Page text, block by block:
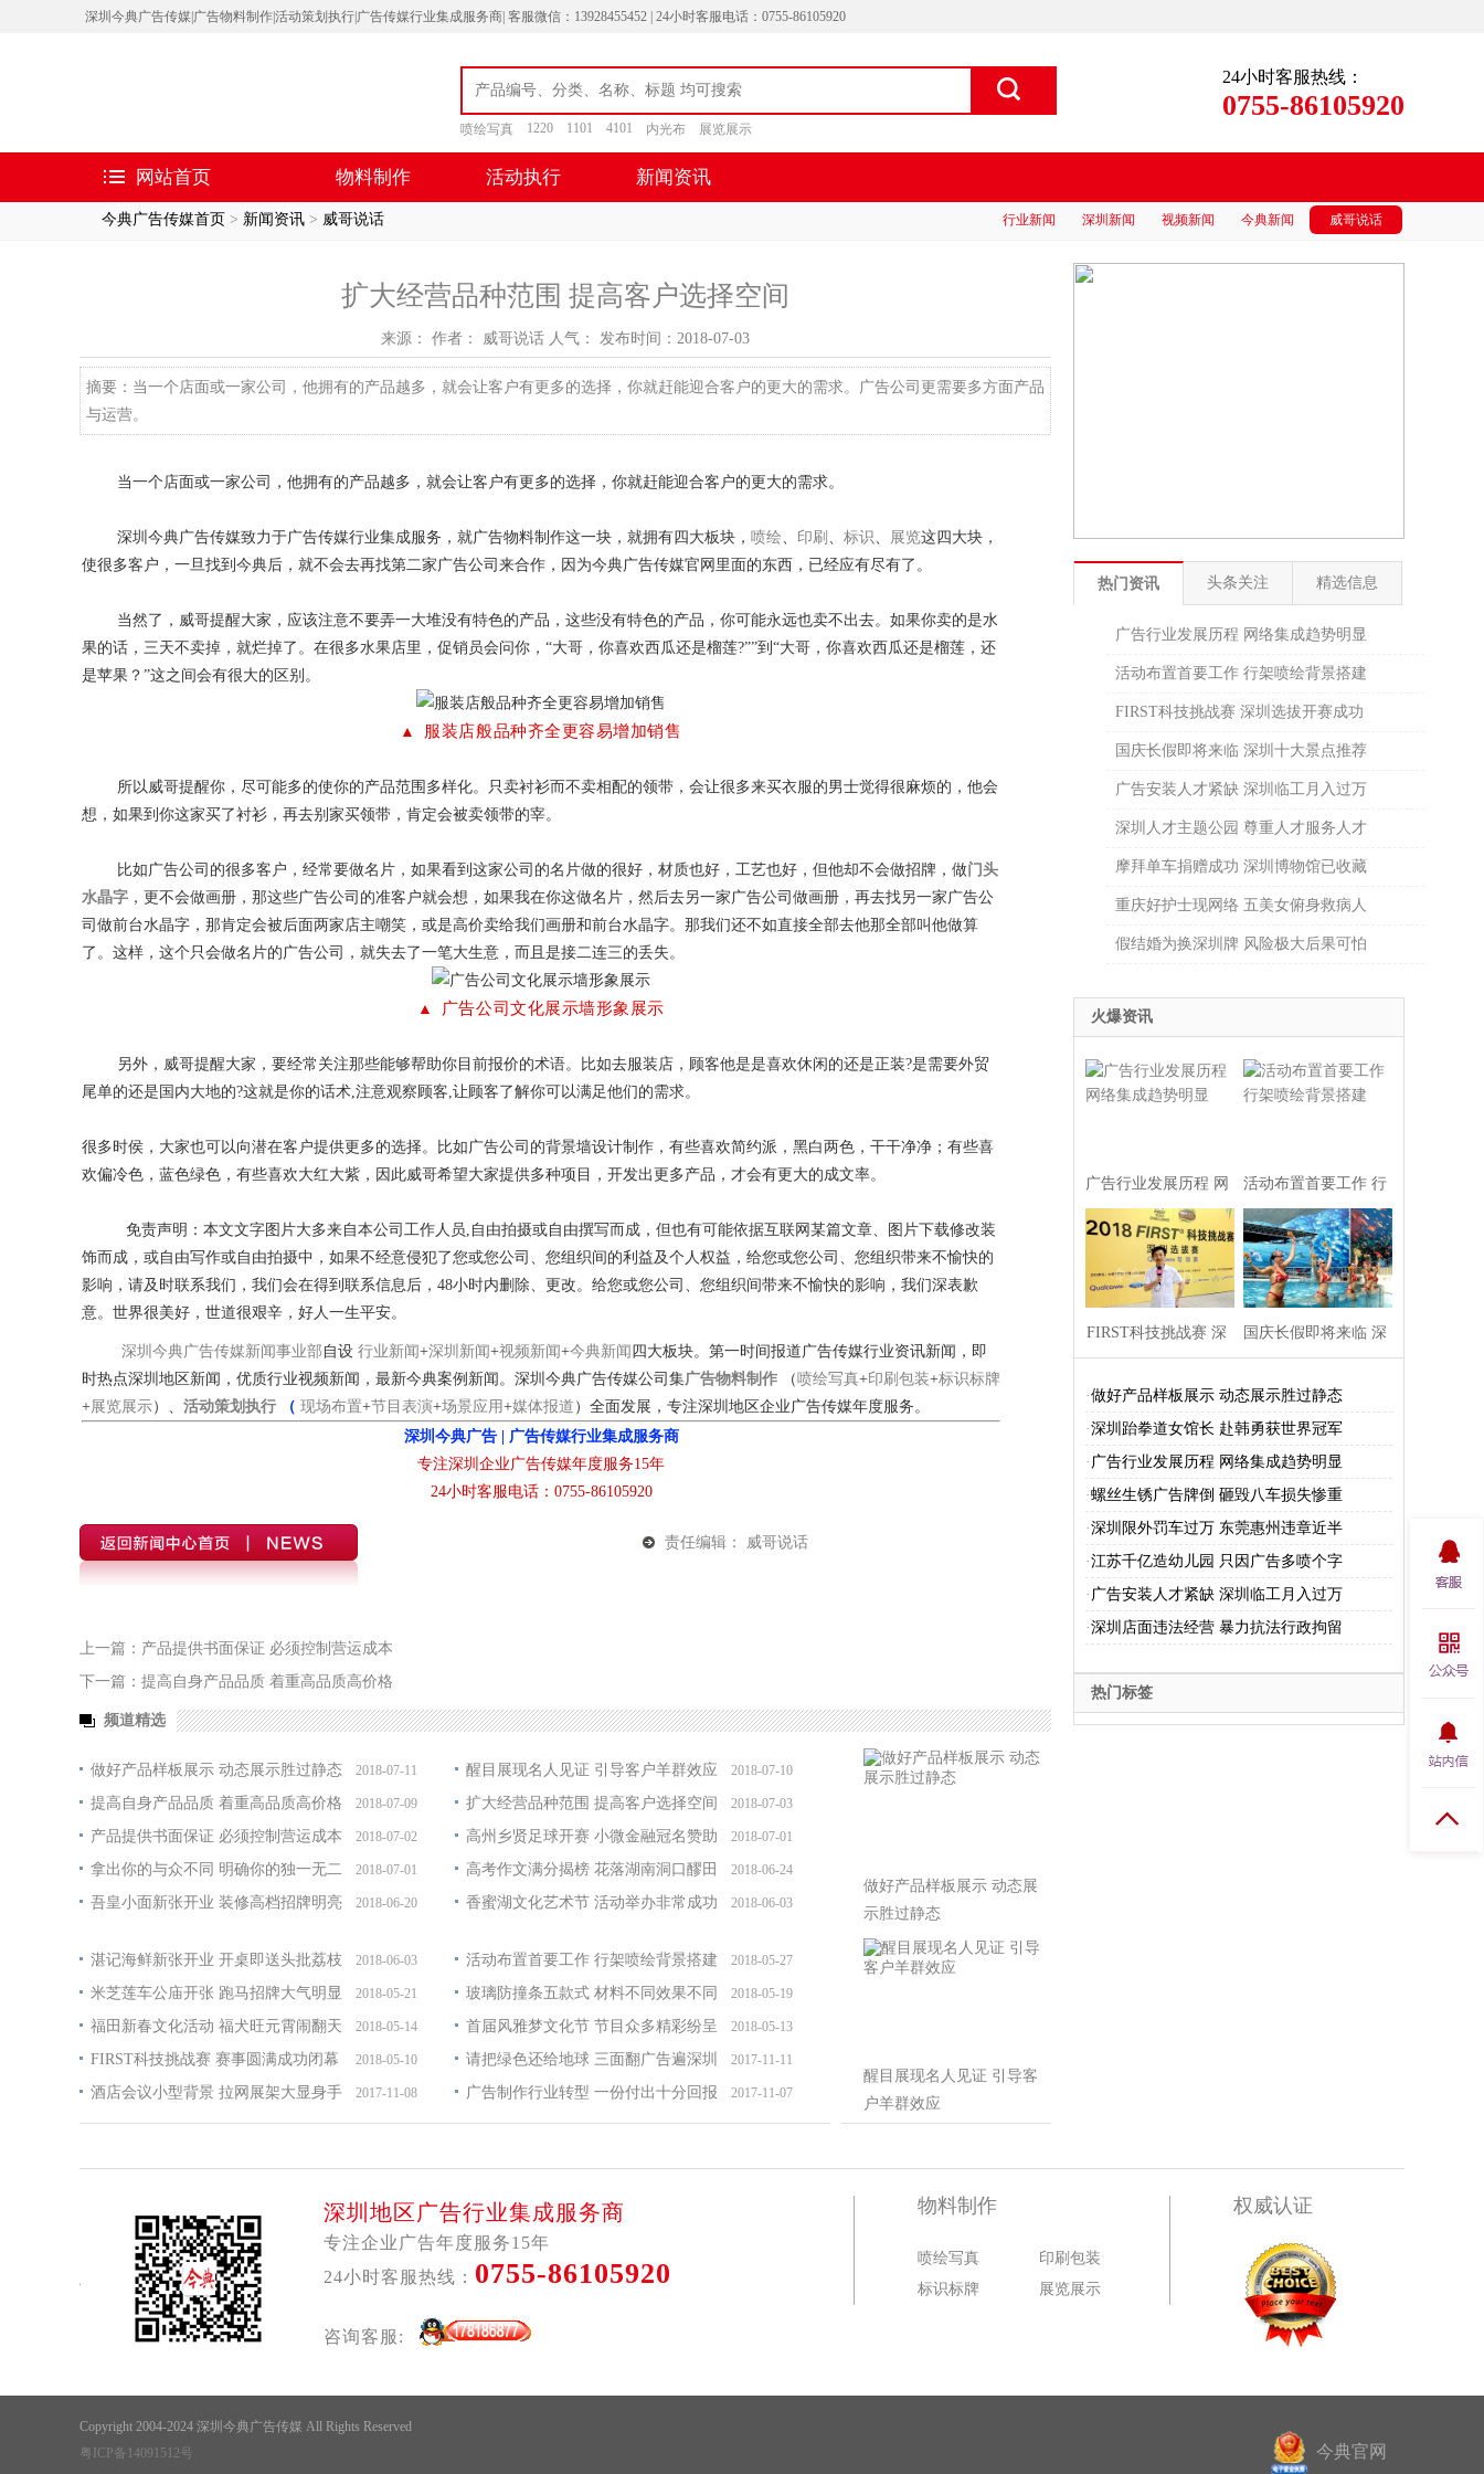
深圳今典广告传媒|广告物料制作|活动策划执行|广告传媒行业集成服务商| 客服微信：13928455452 | 24小时客服电话：0755-86105920
喷绘写真 1220 1101 4101 内光布 展览展示
24小时客服热线：
0755-86105920
网站首页 物料制作 活动执行 新闻资讯
今典广告传媒首页 > 新闻资讯 > 威哥说话 行业新闻 深圳新闻 视频新闻 今典新闻 威哥说话
扩大经营品种范围 提高客户选择空间
来源： 作者： 威哥说话 人气： 发布时间：2018-07-03
摘要：当一个店面或一家公司，他拥有的产品越多，就会让客户有更多的选择，你就赶能迎合客户的更大的需求。广告公司更需要多方面产品
与运营。
当一个店面或一家公司，他拥有的产品越多，就会让客户有更多的选择，你就赶能迎合客户的更大的需求。
深圳今典广告传媒致力于广告传媒行业集成服务，就广告物料制作这一块，就拥有四大板块， 喷绘、 印刷 、 标识、 展览这四大块，
使很多客户，一旦找到今典后，就不会去再找第二家广告公司来合作，因为今典广告传媒官网里面的东西，已经应有尽有了。
当然了，威哥提醒大家，应该注意不要弄一大堆没有特色的产品，这些没有特色的产品，你可能永远也卖不出去。如果你卖的是水
果的话，三天不卖掉，就烂掉了。在很多水果店里，促销员会问你，“大哥，你喜欢西瓜还是榴莲?””到“大哥，你喜欢西瓜还是榴莲，还
是苹果？”这之间会有很大的区别。
▲ 服装店般品种齐全更容易增加销售
所以威哥提醒你，尽可能多的使你的产品范围多样化。只卖衬衫而不卖相配的领带，会让很多来买衣服的男士觉得很麻烦的，他会
想，如果到你这家买了衬衫，再去别家买领带，肯定会被卖领带的宰。
比如广告公司的很多客户，经常要做名片，如果看到这家公司的名片做的很好，材质也好，工艺也好，但他却不会做招牌，做门头
水晶字 ，更不会做画册，那这些广告公司的准客户就会想，如果我在你这做名片，然后去另一家广告公司做画册，再去找另一家广告公
司做前台水晶字，那肯定会被后面两家店主嘲笑，或是高价卖给我们画册和前台水晶字。那我们还不如直接全部去他那全部叫他做算
了。这样，这个只会做名片的广告公司，就失去了一笔大生意，而且是接二连三的丢失。
▲ 广告公司文化展示墙形象展示
另外，威哥提醒大家，要经常关注那些能够帮助你目前报价的术语。比如去服装店，顾客他是是喜欢休闲的还是正装?是需要外贸
尾单的还是国内大地的?这就是你的话术,注意观察顾客,让顾客了解你可以满足他们的需求。
很多时侯，大家也可以向潜在客户提供更多的选择。比如广告公司的背景墙设计制作，有些喜欢简约派，黑白两色，干干净净；有些喜
欢偏冷色，蓝色绿色，有些喜欢大红大紫，因此威哥希望大家提供多种项目，开发出更多产品，才会有更大的成文率。
免责声明：本文文字图片大多来自本公司工作人员,自由拍摄或自由撰写而成，但也有可能依据互联网某篇文章、图片下载修改装
饰而成，或自由写作或自由拍摄中，如果不经意侵犯了您或您公司、您组织间的利益及个人权益，给您或您公司、您组织带来不愉快的
影响，请及时联系我们，我们会在得到联系信息后，48小时内删除、更改。给您或您公司、您组织间带来不愉快的影响，我们深表歉
意。世界很美好，世道很艰辛，好人一生平安。
深圳今典广告传媒新闻事业部 自设 行业新闻+深圳新闻+视频新闻+今典新闻 四大板块。第一时间报道广告传媒行业资讯新闻，即
时热点深圳地区新闻，优质行业视频新闻，最新今典案例新闻。深圳今典广告传媒公司集广告物料制作 （喷绘写真+印刷包装+标识标牌
+展览展示）、 活动策划执行 （ 现场布置+节目表演+场景应用+媒体报道 ）全面发展，专注深圳地区企业广告传媒年度服务。
深圳今典广告 | 广告传媒行业集成服务商
专注深圳企业广告传媒年度服务15年
24小时客服电话：0755-86105920
责任编辑： 威哥说话
上一篇：产品提供书面保证 必须控制营运成本
下一篇：提高自身产品品质 着重高品质高价格
频道精选
做好产品样板展示 动态展示胜过静态 2018-07-11 醒目展现名人见证 引导客户羊群效应 2018-07-10
提高自身产品品质 着重高品质高价格 2018-07-09 扩大经营品种范围 提高客户选择空间 2018-07-03
产品提供书面保证 必须控制营运成本 2018-07-02 高州乡贤足球开赛 小微金融冠名赞助 2018-07-01
拿出你的与众不同 明确你的独一无二 2018-07-01 高考作文满分揭榜 花落湖南洞口醪田 2018-06-24
吾皇小面新张开业 装修高档招牌明亮 2018-06-20 香蜜湖文化艺术节 活动举办非常成功 2018-06-03
湛记海鲜新张开业 开桌即送头批荔枝 2018-06-03 活动布置首要工作 行架喷绘背景搭建 2018-05-27
米芝莲车公庙开张 跑马招牌大气明显 2018-05-21 玻璃防撞条五款式 材料不同效果不同 2018-05-19
福田新春文化活动 福犬旺元霄闹翻天 2018-05-14 首届风雅梦文化节 节目众多精彩纷呈 2018-05-13
FIRST科技挑战赛 赛事圆满成功闭幕 2018-05-10 请把绿色还给地球 三面翻广告遍深圳 2017-11-11
酒店会议小型背景 拉网展架大显身手 2017-11-08 广告制作行业转型 一份付出十分回报 2017-11-07
做好产品样板展示 动态展
示胜过静态
醒目展现名人见证 引导客
户羊群效应
热门资讯 头条关注 精选信息
广告行业发展历程 网络集成趋势明显
活动布置首要工作 行架喷绘背景搭建
FIRST科技挑战赛 深圳选拔开赛成功
国庆长假即将来临 深圳十大景点推荐
广告安装人才紧缺 深圳临工月入过万
深圳人才主题公园 尊重人才服务人才
摩拜单车捐赠成功 深圳博物馆已收藏
重庆好护士现网络 五美女俯身救病人
假结婚为换深圳牌 风险极大后果可怕
火爆资讯
广告行业发展历程 网
络集成趋势明显
活动布置首要工作 行
架喷绘背景搭建
FIRST科技挑战赛 深 国庆长假即将来临 深
·做好产品样板展示 动态展示胜过静态
·深圳跆拳道女馆长 赴韩勇获世界冠军
· 广告行业发展历程 网络集成趋势明显
·螺丝生锈广告牌倒 砸毁八车损失惨重
·深圳限外罚车过万 东莞惠州违章近半
·江苏千亿造幼儿园 只因广告多喷个字
· 广告安装人才紧缺 深圳临工月入过万
·深圳店面违法经营 暴力抗法行政拘留
热门标签
深圳地区广告行业集成服务商
专注企业广告年度服务15年
24小时客服热线： 0755-86105920
咨询客服:
物料制作
喷绘写真
印刷包装
标识标牌
展览展示
权威认证
Copyright 2004-2024 深圳今典广告传媒 All Rights Reserved
粤ICP备14091512号
今典官网